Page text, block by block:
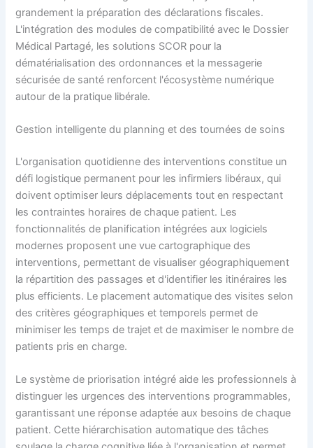
grandement la préparation des déclarations fiscales.
L'intégration des modules de compatibilité avec le Dossier
Médical Partagé, les solutions SCOR pour la
dématérialisation des ordonnances et la messagerie
sécurisée de santé renforcent l'écosystème numérique
autour de la pratique libérale.
Gestion intelligente du planning et des tournées de soins
L'organisation quotidienne des interventions constitue un
défi logistique permanent pour les infirmiers libéraux, qui
doivent optimiser leurs déplacements tout en respectant
les contraintes horaires de chaque patient. Les
fonctionnalités de planification intégrées aux logiciels
modernes proposent une vue cartographique des
interventions, permettant de visualiser géographiquement
la répartition des passages et d'identifier les itinéraires les
plus efficients. Le placement automatique des visites selon
des critères géographiques et temporels permet de
minimiser les temps de trajet et de maximiser le nombre de
patients pris en charge.
Le système de priorisation intégré aide les professionnels à
distinguer les urgences des interventions programmables,
garantissant une réponse adaptée aux besoins de chaque
patient. Cette hiérarchisation automatique des tâches